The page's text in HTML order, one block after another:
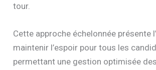
tour.
Cette approche échelonnée présente
maintenir l’espoir pour tous les
permettant une gestion optimisée